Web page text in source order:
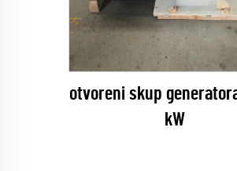
otvoreni skup
kW